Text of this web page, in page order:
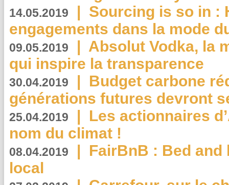
14.05.2019 | Sourcing is so in :
engagements dans la mode
09.05.2019 | Absolut Vodka, la
qui inspire la transparence
30.04.2019 | Budget carbone
générations futures devront
25.04.2019 | Les actionnaires
nom du climat !
08.04.2019 | FairBnB : Bed
local